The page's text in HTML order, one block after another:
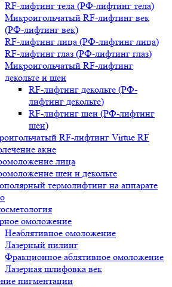
RF-лифтинг тела (РФ-лифтинг тела)
Микроигольчатый RF-лифтинг век
(РФ-лифтинг век)
RF-лифтинг лица (РФ-лифтинг лица)
RF-лифтинг глаз (РФ-лифтинг глаз)
Микроигольчатый RF-лифтинг
декольте и шеи
RF-лифтинг декольте (РФ-
лифтинг декольте)
RF-лифтинг шеи (РФ-лифтинг
шеи)
RF-лифтинг Virtue RF
акне
лица
шеи и декольте
термолифтинг на аппарате
омоложение
Неаблятивное омоложение
Лазерный пилинг
Фракционное аблятивное омоложение
Лазерная шлифовка век
пигментации